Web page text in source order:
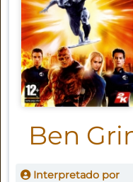
Ben
Interpretado por